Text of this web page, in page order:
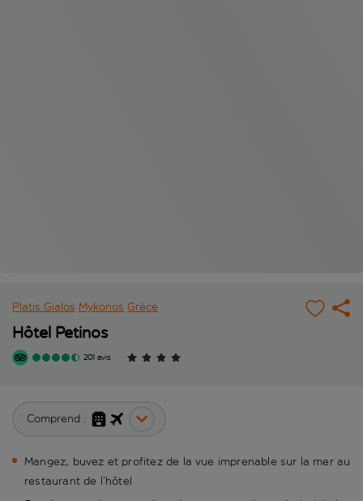
Platis Gialos Mykonos Grèce
Hôtel Petinos
201 avis
Comprend :
Mangez, buvez et profitez de la vue imprenable sur la mer au
restaurant de l’hôtel